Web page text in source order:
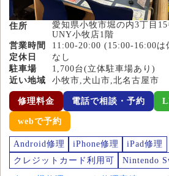
住所
愛知県小牧市堀の内3丁目
UNY小牧店1階
営業時間
11:00-20:00 (15:00-16:00は
定休日
なし
駐車場
1,700台(立体駐車場あり)
近い地域
小牧市,犬山市,北名古屋市
修理料金 電話で相談・予約
webで予約
Android修理 iPhone修理
iPad修理
クレジットカード利用可
Nintendo